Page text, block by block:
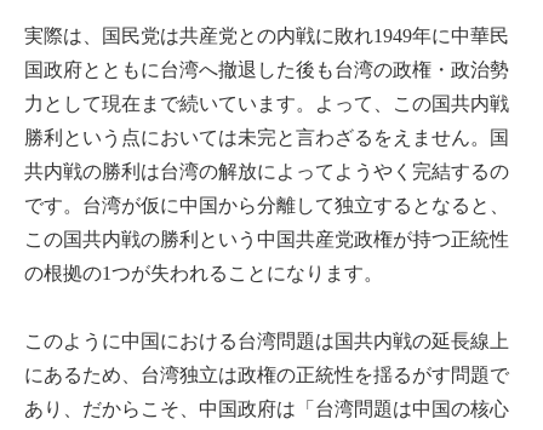
実際は、国民党は共産党との内戦に敗れ1949年に中華民
国政府とともに台湾へ撤退した後も台湾の政権・政治勢
力として現在まで続いています。よって、この国共内戦
勝利という点においては未完と言わざるをえません。国
共内戦の勝利は台湾の解放によってようやく完結するの
です。台湾が仮に中国から分離して独立するとなると、
この国共内戦の勝利という中国共産党政権が持つ正統性
の根拠の1つが失われることになります。
このように中国における台湾問題は国共内戦の延長線上
にあるため、台湾独立は政権の正統性を揺るがす問題で
あり、だからこそ、中国政府は「台湾問題は中国の核心